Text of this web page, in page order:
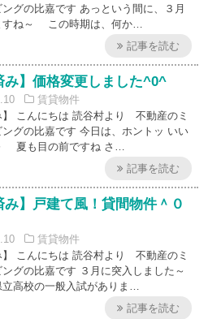
グの比嘉です あっという間に、３月
すね～ この時期は、何か…
記事を読む
み】価格変更しました^0^
賃貸物件
】 こんにちは 読谷村より 不動産のミ
ングの比嘉です 今日は、ホントッ いい
夏も目の前ですね さ…
記事を読む
み】戸建て風！貸間物件＾０
賃貸物件
】 こんにちは 読谷村より 不動産のミ
グの比嘉です ３月に突入しました～
高校の一般入試がありま…
記事を読む